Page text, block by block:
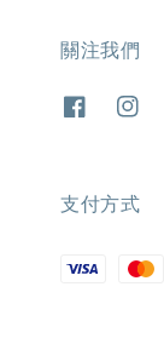
關注我們
支付方式